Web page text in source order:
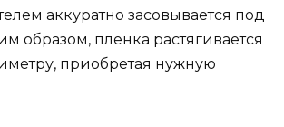
аккуратно засовывается под
образом, пленка растягивается
приобретая нужную